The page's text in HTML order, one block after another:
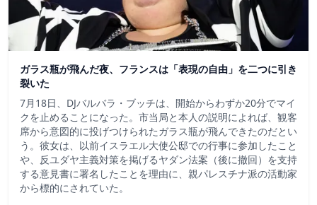
ガラス瓶が飛んだ夜、フランスは「表現の自由」を二つに引き
裂いた
7月18日、DJバルバラ・ブッチは、開始からわずか20分でマイ
クを止めることになった。市当局と本人の説明によれば、観客
席から意図的に投げつけられたガラス瓶が飛んできたのだとい
う。彼女は、以前イスラエル大使公邸での行事に参加したこと
や、反ユダヤ主義対策を掲げるヤダン法案（後に撤回）を支持
する意見書に署名したことを理由に、親パレスチナ派の活動家
から標的にされていた。